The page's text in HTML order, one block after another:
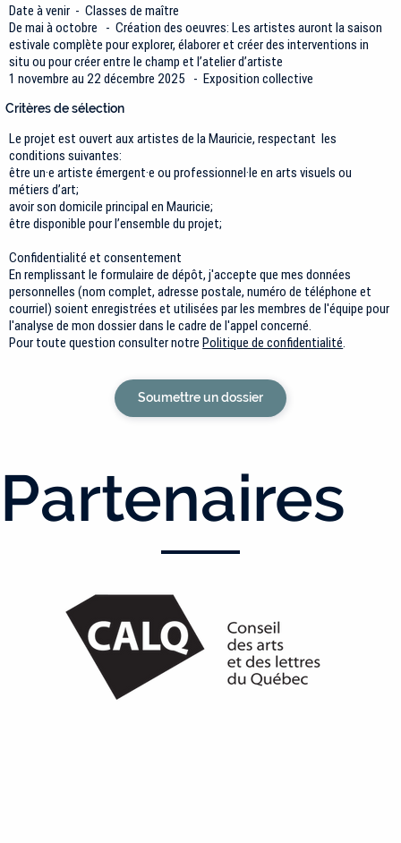
Date à venir - Classes de maître
De mai à octobre - Création des oeuvres: Les artistes auront la saison
estivale complète pour explorer, élaborer et créer des interventions in
situ ou pour créer entre le champ et l’atelier d’artiste
1 novembre au 22 décembre 2025 - Exposition collective
Critères de sélection
Le projet est ouvert aux artistes de la Mauricie, respectant les
conditions suivantes:
être un·e artiste émergent·e ou professionnel·le en arts visuels ou
métiers d’art;
avoir son domicile principal en Mauricie;
être disponible pour l’ensemble du projet;
Confidentialité et consentement
En remplissant le formulaire de dépôt, j'accepte que mes données
personnelles (nom complet, adresse postale, numéro de téléphone et
courriel) soient enregistrées et utilisées par les membres de l'équipe pour
l'analyse de mon dossier dans le cadre de l'appel concerné.
Pour toute question consulter notrePolitique de confidentialité.
Soumettre un dossier
Partenaires